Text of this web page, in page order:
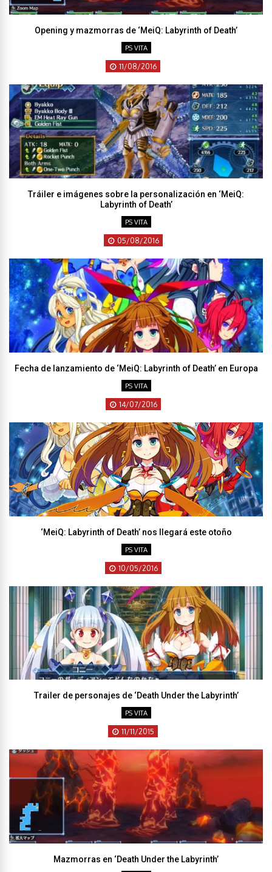
Opening y mazmorras de ‘MeiQ: Labyrinth of Death’
PS VITA
11/08/2016
Tráiler e imágenes sobre la personalización en ‘MeiQ:
Labyrinth of Death’
PS VITA
05/08/2016
Fecha de lanzamiento de ‘MeiQ: Labyrinth of Death’ en Europa
PS VITA
14/07/2016
‘MeiQ: Labyrinth of Death’ nos llegará este otoño
PS VITA
10/05/2016
Trailer de personajes de ‘Death Under the Labyrinth’
PS VITA
11/11/2015
Mazmorras en ‘Death Under the Labyrinth’